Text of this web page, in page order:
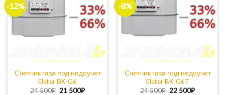
-12%
Счетчик газа под недоучет
Elster ВК-G6
24 500₽ Первоначальная
21 500₽Текущая
-8%
Счетчик газа под недоучет
Elster BК-G6Т
24 500₽ Первоначальная
22 500₽Текущая